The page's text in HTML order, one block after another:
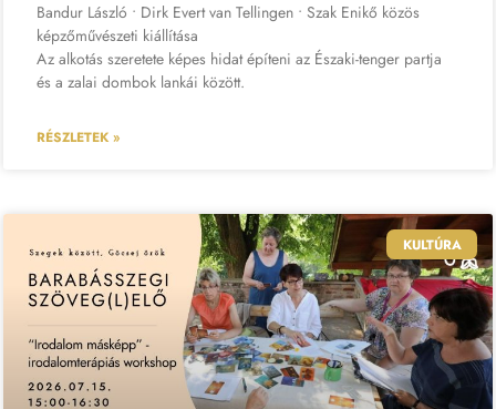
Bandur László • Dirk Evert van Tellingen • Szak Enikő közös
képzőművészeti kiállítása
Az alkotás szeretete képes hidat építeni az Északi-tenger partja
és a zalai dombok lankái között.
RÉSZLETEK »
KULTÚRA